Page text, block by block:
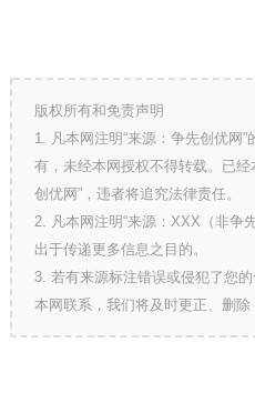
版权所有和免责声明
1. 凡本网注明“来源：争先创优网
有，未经本网授权不得转载。已
创优网”，违者将追究法律责任。
2. 凡本网注明“来源：XXX（非争
出于传递更多信息之目的。
3. 若有来源标注错误或侵犯了您
本网联系，我们将及时更正、删除